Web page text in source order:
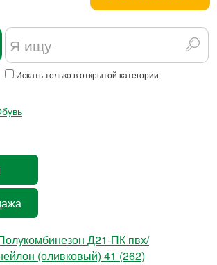
Искать только в открытой категории
Д21-ПК пвх/
(оливковый) 41 (262)